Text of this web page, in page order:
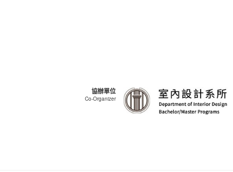
協辦單位
Co-Organizer